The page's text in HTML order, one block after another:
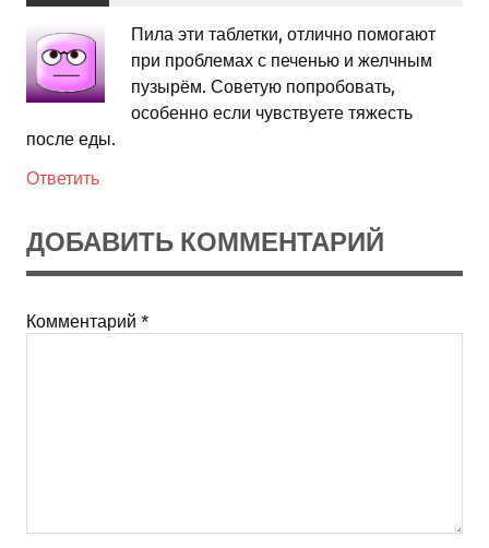
Пила эти таблетки, отлично помогают
при проблемах с печенью и желчным
пузырём. Советую попробовать,
особенно если чувствуете тяжесть
после еды.
Ответить
ДОБАВИТЬ КОММЕНТАРИЙ
Комментарий *